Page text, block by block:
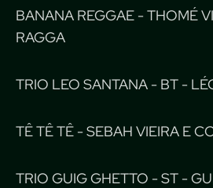
BANANA REGGAE - THOMÉ
RAGGA
TRIO LEO SANTANA - BT -
TÊ TÊ TÊ - SEBAH VIEIRA E
TRIO GUIG GHETTO - ST -